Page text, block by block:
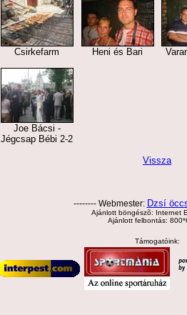
Csirkefarm Heni és Bari
Joe Bácsi -
Jégcsap Bébi 2-2
Vissza
-------- Webmester: Dzsí
Ajánlott böngészõ: Internet
Ajánlott felbontás:
Támogatóink: